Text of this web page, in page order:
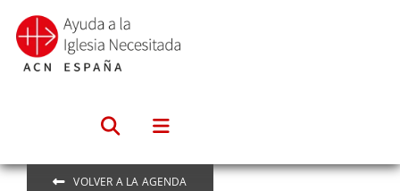
Saltar
contenido
VOLVER A LA AGENDA